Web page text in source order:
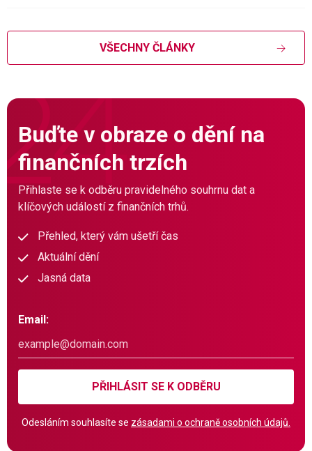
VŠECHNY ČLÁNKY
Buďte v obraze o dění na
finančních trzích
Přihlaste se k odběru pravidelného souhrnu dat a
klíčových událostí z finančních trhů.
Přehled, který vám ušetří čas
Aktuální dění
Jasná data
Email:
PŘIHLÁSIT SE K ODBĚRU
Odesláním souhlasíte se zásadami o ochraně osobních údajů.